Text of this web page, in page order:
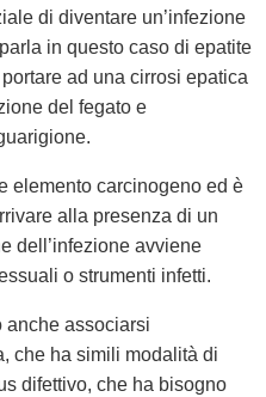
di diventare un’infezione
in questo caso di epatite
ad una cirrosi epatica
del fegato e
elemento carcinogeno ed è
alla presenza di un
dell’infezione avviene
o strumenti infetti.
anche associarsi
che ha simili modalità di
difettivo, che ha bisogno